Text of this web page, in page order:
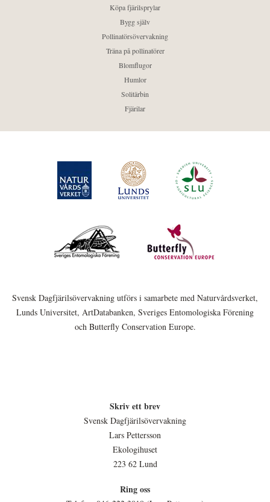
Köpa fjärilsprylar
Bygg själv
Pollinatörsövervakning
Träna på pollinatörer
Blomflugor
Humlor
Solitärbin
Fjärilar
Svensk Dagfjärilsövervakning utförs i samarbete med Naturvårdsverket,
Lunds Universitet, ArtDatabanken, Sveriges Entomologiska Förening
och Butterfly Conservation Europe.
Skriv ett brev
Svensk Dagfjärilsövervakning
Lars Pettersson
Ekologihuset
223 62 Lund
Ring oss